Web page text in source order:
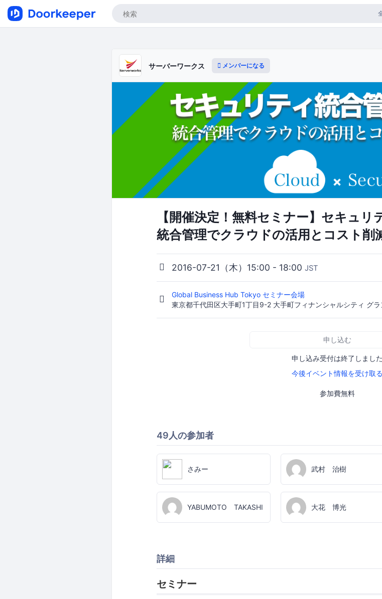
サーバーワークス メンバーになる
【開催決定！無料セミナー】セキュ
統合管理でクラウドの活用とコスト削
2016-07-21（木）15:00 - 18:00 JST
Global Business Hub Tokyo セミナー会場
東京都千代田区大手町1丁目9-2 大手町フィナンシャルシティ グ
申し込む
申し込み受付は終了しました
今後イベント情報を受け取る
参加費無料
49人の参加者
さみー 武村 治樹
YABUMOTO TAKASHI 大花 博光
詳細
セミナー